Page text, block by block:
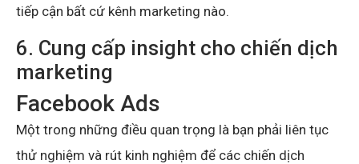
tiếp cận bất cứ kênh marketing nào.
6. Cung cấp insight cho chiến dịch
marketing
Facebook Ads
Một trong những điều quan trọng là bạn phải liên tục
thử nghiệm và rút kinh nghiệm để các chiến dịch